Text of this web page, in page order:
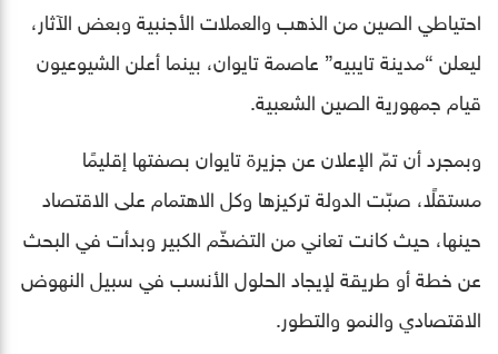
احتياطي الصين من الذهب والعملات الأجنبية وبعض الآثار،
ليعلن “مدينة تايبيه” عاصمة تايوان، بينما أعلن الشيوعيون
قيام جمهورية الصين الشعبية.
وبمجرد أن تمّ الإعلان عن جزيرة تايوان بصفتها إقليمًا
مستقلًا، صبّت الدولة تركيزها وكل الاهتمام على الاقتصاد
حينها، حيث كانت تعاني من التضخّم الكبير وبدأت في البحث
عن خطة أو طريقة لإيجاد الحلول الأنسب في سبيل النهوض
الاقتصادي والنمو والتطور.